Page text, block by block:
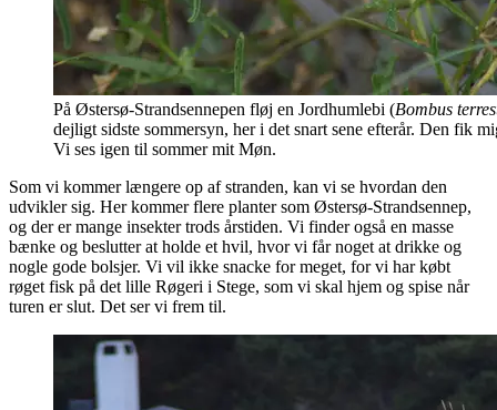
På Østersø-Strandsennepen fløj en Jordhumlebi (Bombus
dejligt sidste sommersyn, her i det snart sene efterår. Den fik
Vi ses igen til sommer mit Møn.
Som vi kommer længere op af stranden, kan vi se hvordan den
udvikler sig. Her kommer flere planter som Østersø-Strandsennep,
og der er mange insekter trods årstiden. Vi finder også en masse
bænke og beslutter at holde et hvil, hvor vi får noget at drikke og
nogle gode bolsjer. Vi vil ikke snacke for meget, for vi har købt
røget fisk på det lille Røgeri i Stege, som vi skal hjem og spise når
turen er slut. Det ser vi frem til.